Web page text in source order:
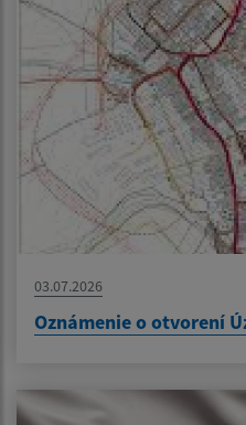
03.07.2026
Oznámenie o otvorení